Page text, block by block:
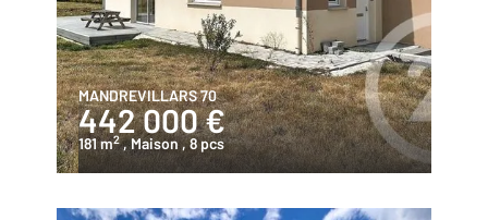
MANDREVILLARS 70
442 000 €
181 m2 , Maison, 8 pcs